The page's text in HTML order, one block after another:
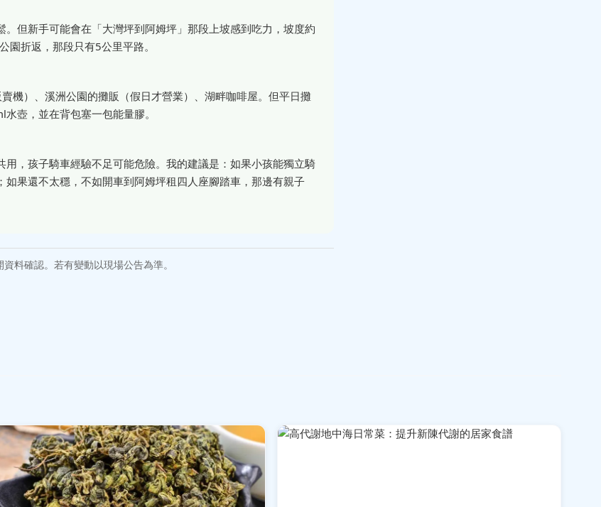
但新手可能會在「大灣坪到阿姆坪」那段上坡感到吃力，坡度約
折返，那段只有5公里平路。
機）、溪洲公園的攤販（假日才營業）、湖畔咖啡屋。但平日攤
壺，並在背包塞一包能量膠。
，孩子騎車經驗不足可能危險。我的建議是：如果小孩能獨立騎
果還不太穩，不如開車到阿姆坪租四人座腳踏車，那邊有親子
料確認。若有變動以現場公告為準。